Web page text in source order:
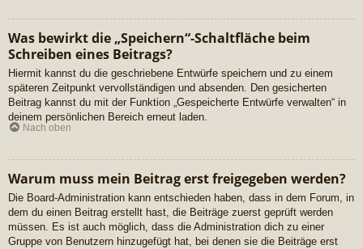
Was bewirkt die „Speichern“-Schaltfläche beim
Schreiben eines Beitrags?
Hiermit kannst du die geschriebene Entwürfe speichern und zu einem
späteren Zeitpunkt vervollständigen und absenden. Den gesicherten
Beitrag kannst du mit der Funktion „Gespeicherte Entwürfe verwalten“ in
deinem persönlichen Bereich erneut laden.
Nach oben
Warum muss mein Beitrag erst freigegeben werden?
Die Board-Administration kann entschieden haben, dass in dem Forum, in
dem du einen Beitrag erstellt hast, die Beiträge zuerst geprüft werden
müssen. Es ist auch möglich, dass die Administration dich zu einer
Gruppe von Benutzern hinzugefügt hat, bei denen sie die Beiträge erst